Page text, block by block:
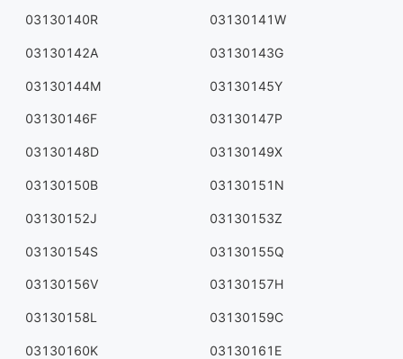
03130140R 03130141W
03130142A 03130143G
03130144M 03130145Y
03130146F 03130147P
03130148D 03130149X
03130150B 03130151N
03130152J 03130153Z
03130154S 03130155Q
03130156V 03130157H
03130158L 03130159C
03130160K 03130161E